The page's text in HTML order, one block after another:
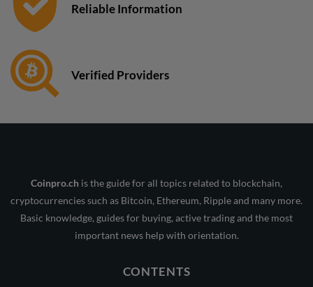
Reliable Information
Verified Providers
Coinpro.ch is the guide for all topics related to blockchain,
cryptocurrencies such as Bitcoin, Ethereum, Ripple and many more.
Basic knowledge, guides for buying, active trading and the most
important news help with orientation.
CONTENTS